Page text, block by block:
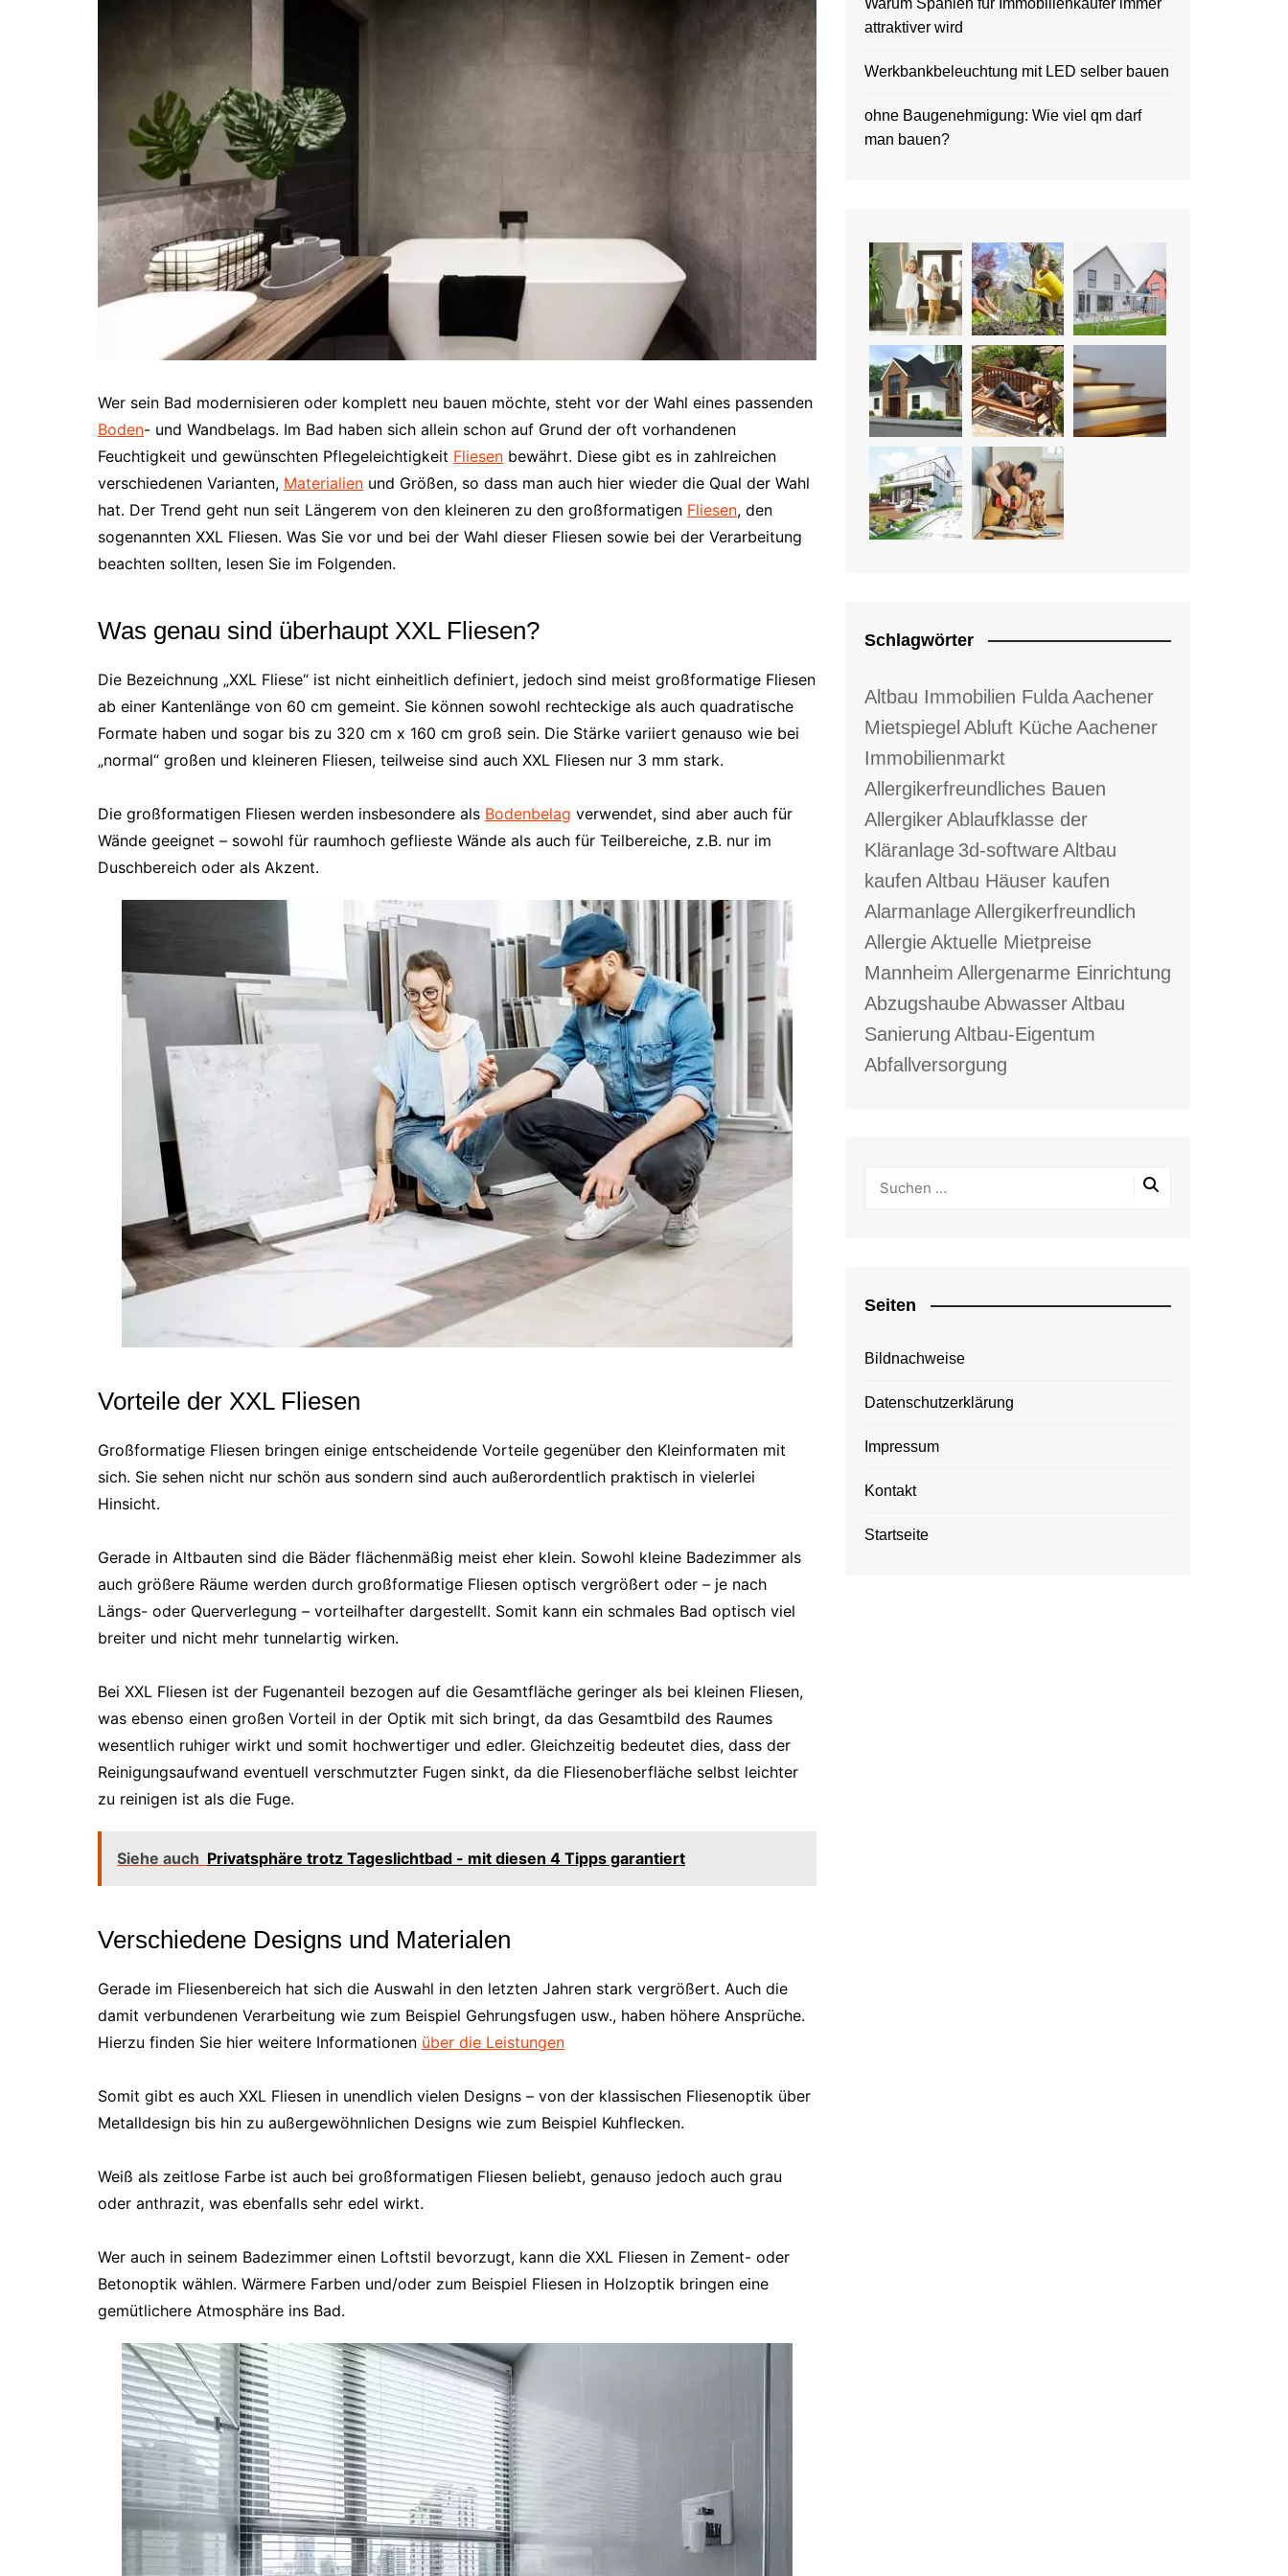
Wer sein Bad modernisieren oder komplett neu bauen möchte, steht vor der Wahl eines passenden
Boden- und Wandbelags. Im Bad haben sich allein schon auf Grund der oft vorhandenen
Feuchtigkeit und gewünschten Pflegeleichtigkeit Fliesen bewährt. Diese gibt es in zahlreichen
verschiedenen Varianten, Materialien und Größen, so dass man auch hier wieder die Qual der Wahl
hat. Der Trend geht nun seit Längerem von den kleineren zu den großformatigen Fliesen, den
sogenannten XXL Fliesen. Was Sie vor und bei der Wahl dieser Fliesen sowie bei der Verarbeitung
beachten sollten, lesen Sie im Folgenden.
Was genau sind überhaupt XXL Fliesen?
Die Bezeichnung „XXL Fliese“ ist nicht einheitlich definiert, jedoch sind meist großformatige Fliesen
ab einer Kantenlänge von 60 cm gemeint. Sie können sowohl rechteckige als auch quadratische
Formate haben und sogar bis zu 320 cm x 160 cm groß sein. Die Stärke variiert genauso wie bei
„normal“ großen und kleineren Fliesen, teilweise sind auch XXL Fliesen nur 3 mm stark.
Die großformatigen Fliesen werden insbesondere als Bodenbelag verwendet, sind aber auch für
Wände geeignet – sowohl für raumhoch geflieste Wände als auch für Teilbereiche, z.B. nur im
Duschbereich oder als Akzent.
Vorteile der XXL Fliesen
Großformatige Fliesen bringen einige entscheidende Vorteile gegenüber den Kleinformaten mit
sich. Sie sehen nicht nur schön aus sondern sind auch außerordentlich praktisch in vielerlei
Hinsicht.
Gerade in Altbauten sind die Bäder flächenmäßig meist eher klein. Sowohl kleine Badezimmer als
auch größere Räume werden durch großformatige Fliesen optisch vergrößert oder – je nach
Längs- oder Querverlegung – vorteilhafter dargestellt. Somit kann ein schmales Bad optisch viel
breiter und nicht mehr tunnelartig wirken.
Bei XXL Fliesen ist der Fugenanteil bezogen auf die Gesamtfläche geringer als bei kleinen Fliesen,
was ebenso einen großen Vorteil in der Optik mit sich bringt, da das Gesamtbild des Raumes
wesentlich ruhiger wirkt und somit hochwertiger und edler. Gleichzeitig bedeutet dies, dass der
Reinigungsaufwand eventuell verschmutzter Fugen sinkt, da die Fliesenoberfläche selbst leichter
zu reinigen ist als die Fuge.
Siehe auch Privatsphäre trotz Tageslichtbad - mit diesen 4 Tipps garantiert
Verschiedene Designs und Materialen
Gerade im Fliesenbereich hat sich die Auswahl in den letzten Jahren stark vergrößert. Auch die
damit verbundenen Verarbeitung wie zum Beispiel Gehrungsfugen usw., haben höhere Ansprüche.
Hierzu finden Sie hier weitere Informationen über die Leistungen
Somit gibt es auch XXL Fliesen in unendlich vielen Designs – von der klassischen Fliesenoptik über
Metalldesign bis hin zu außergewöhnlichen Designs wie zum Beispiel Kuhflecken.
Weiß als zeitlose Farbe ist auch bei großformatigen Fliesen beliebt, genauso jedoch auch grau
oder anthrazit, was ebenfalls sehr edel wirkt.
Wer auch in seinem Badezimmer einen Loftstil bevorzugt, kann die XXL Fliesen in Zement- oder
Betonoptik wählen. Wärmere Farben und/oder zum Beispiel Fliesen in Holzoptik bringen eine
gemütlichere Atmosphäre ins Bad.
Warum Spanien für Immobilienkäufer immer
attraktiver wird
Werkbankbeleuchtung mit LED selber bauen
ohne Baugenehmigung: Wie viel qm darf
man bauen?
Schlagwörter
Altbau Immobilien FuldaAachener
Mietspiegel Abluft KücheAachener
Immobilienmarkt
Allergikerfreundliches Bauen
AllergikerAblaufklasse der
Kläranlage 3d-softwareAltbau
kaufen Altbau Häuser kaufen
AlarmanlageAllergikerfreundlich
AllergieAktuelle Mietpreise
Mannheim Allergenarme Einrichtung
AbzugshaubeAbwasserAltbau
Sanierung Altbau-Eigentum
Abfallversorgung
Seiten
Bildnachweise
Datenschutzerklärung
Impressum
Kontakt
Startseite